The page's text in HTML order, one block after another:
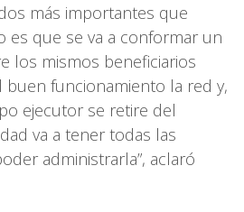
más importantes que
es que se va a conformar un
los mismos beneficiarios
buen funcionamiento la red y,
ejecutor se retire del
va a tener todas las
administrarla”, aclaró